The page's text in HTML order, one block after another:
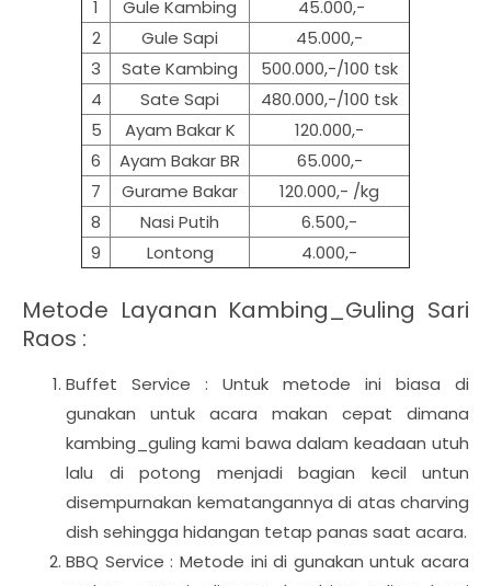
1
Gule Kambing
45.000,-
2
Gule Sapi
45.000,-
3
Sate Kambing
500.000,-/100 tsk
4
Sate Sapi
480.000,-/100 tsk
5
Ayam Bakar K
120.000,-
6
Ayam Bakar BR
65.000,-
7
Gurame Bakar
120.000,- /kg
8
Nasi Putih
6.500,-
9
Lontong 4.000,-
Metode Layanan Kambing_Guling Sari
Raos :
Buffet Service : Untuk metode ini biasa di
gunakan untuk acara makan cepat dimana
kambing_guling kami bawa dalam keadaan utuh
lalu di potong menjadi bagian kecil untun
disempurnakan kematangannya di atas charving
dish sehingga hidangan tetap panas saat acara.
BBQ Service : Metode ini di gunakan untuk acara